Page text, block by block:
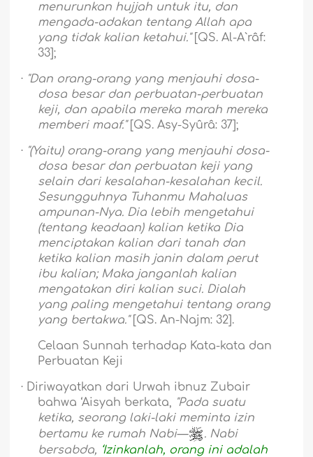
menurunkan hujjah untuk itu, dan
mengada-adakan tentang Allah apa
yang tidak kalian ketahui."[QS. Al-A`râf:
33];
· "Dan orang-orang yang menjauhi dosa-
dosa besar dan perbuatan-perbuatan
keji, dan apabila mereka marah mereka
memberi maaf." [QS. Asy-Syûrâ: 37];
· "(Yaitu) orang-orang yang menjauhi dosa-
dosa besar dan perbuatan keji yang
selain dari kesalahan-kesalahan kecil.
Sesungguhnya Tuhanmu Mahaluas
ampunan-Nya. Dia lebih mengetahui
(tentang keadaan) kalian ketika Dia
menciptakan kalian dari tanah dan
ketika kalian masih janin dalam perut
ibu kalian; Maka janganlah kalian
mengatakan diri kalian suci. Dialah
yang paling mengetahui tentang orang
yang bertakwa." [QS. An-Najm: 32].
Celaan Sunnah terhadap Kata-kata dan
Perbuatan Keji
· Diriwayatkan dari Urwah ibnuz Zubair
bahwa ‘Aisyah berkata, "Pada suatu
ketika, seorang laki-laki meminta izin
bertamu ke rumah Nabi—
. Nabi
bersabda, ‘Izinkanlah, orang ini adalah